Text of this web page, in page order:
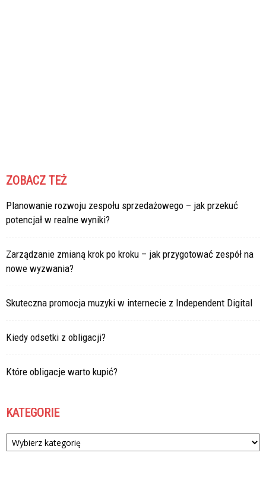
ZOBACZ TEŻ
Planowanie rozwoju zespołu sprzedażowego – jak przekuć
potencjał w realne wyniki?
Zarządzanie zmianą krok po kroku – jak przygotować zespół na
nowe wyzwania?
Skuteczna promocja muzyki w internecie z Independent Digital
Kiedy odsetki z obligacji?
Które obligacje warto kupić?
KATEGORIE
Kategorie